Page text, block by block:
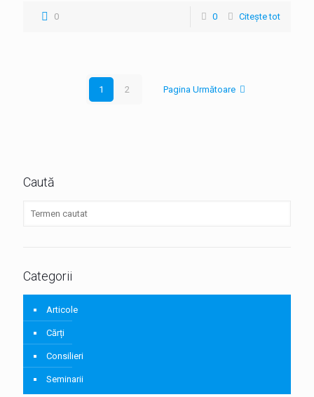
0 0 Citește tot
1 2 Pagina Următoare
Caută
Categorii
Articole
Cărți
Consilieri
Seminarii